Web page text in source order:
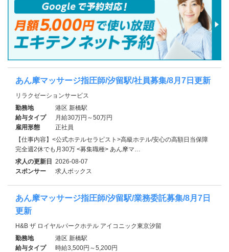
あん摩マッサージ指圧師/汐留駅/社員募集/8月7日更新
リラクゼーションサービス
勤務地
港区 新橋駅
給与タイプ
月給30万円～50万円
雇用形態
正社員
【仕事内容】<公式ホテルセラピスト>高級ホテル/安心の高額日当保障
完全週2休でも月30万 <募集職種> あん摩マ…
求人の更新日 2026-08-07
スポンサー
求人ボックス
あん摩マッサージ指圧師/汐留駅/業務委託募集/8月7日
更新
H&B ザ ロイヤルパークホテル アイコニック東京汐留
勤務地
港区 新橋駅
給与タイプ
時給3,500円～5,200円